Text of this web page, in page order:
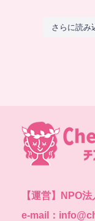
さらに読み
【運営】
NPO
e-mail：